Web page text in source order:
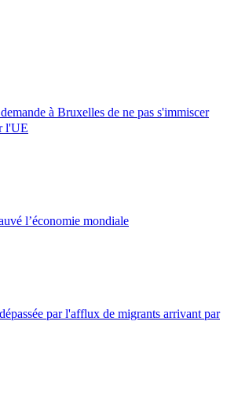
à Bruxelles de ne pas s'immiscer
l'UE
l’économie mondiale
par l'afflux de migrants arrivant par